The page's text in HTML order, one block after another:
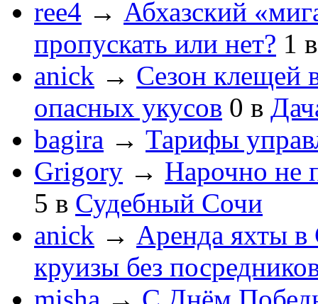
ree4 → Абхазский
пропускать или нет? 1
anick → Сезон клещей
опасных укусов 0 в
bagira → Тарифы
Grigory → Нарочно не
5 в Судебный Сочи
anick → Аренда яхты в
круизы без